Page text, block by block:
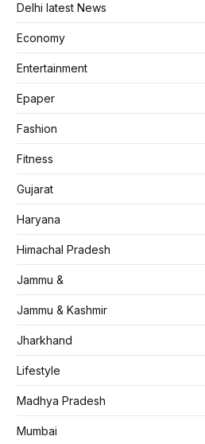
Delhi latest News
Economy
Entertainment
Epaper
Fashion
Fitness
Gujarat
Haryana
Himachal Pradesh
Jammu &
Jammu & Kashmir
Jharkhand
Lifestyle
Madhya Pradesh
Mumbai